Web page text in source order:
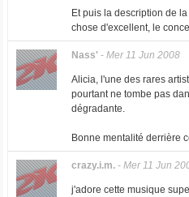
Et puis la description de
chose d'excellent, le
Nass' - Mer 11 Jun 2008
Alicia, l'une des rares
pourtant ne tombe pas
dégradante.
Bonne mentalité derrière
crazy.i.m.- Mer 11 Jun
j'adore cette musique